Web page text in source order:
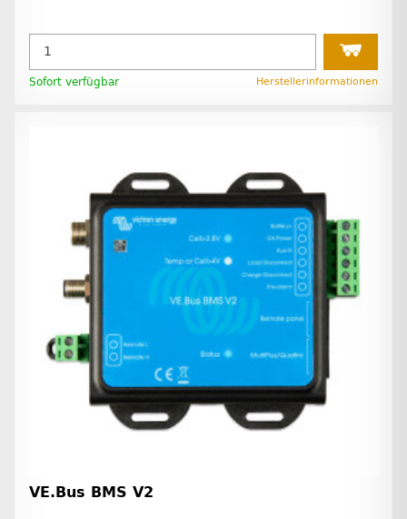
Sofort verfügbar Herstellerinformationen
VE.Bus BMS V2